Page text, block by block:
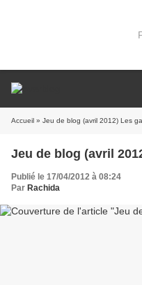
Accueil » Jeu de blog (avril 2012) Les
Publié le 17/04/2012 à 08:24
Par Rachida